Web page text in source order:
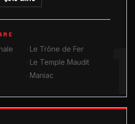
Le Trône de Fer
Le Temple Maudit
Maniac